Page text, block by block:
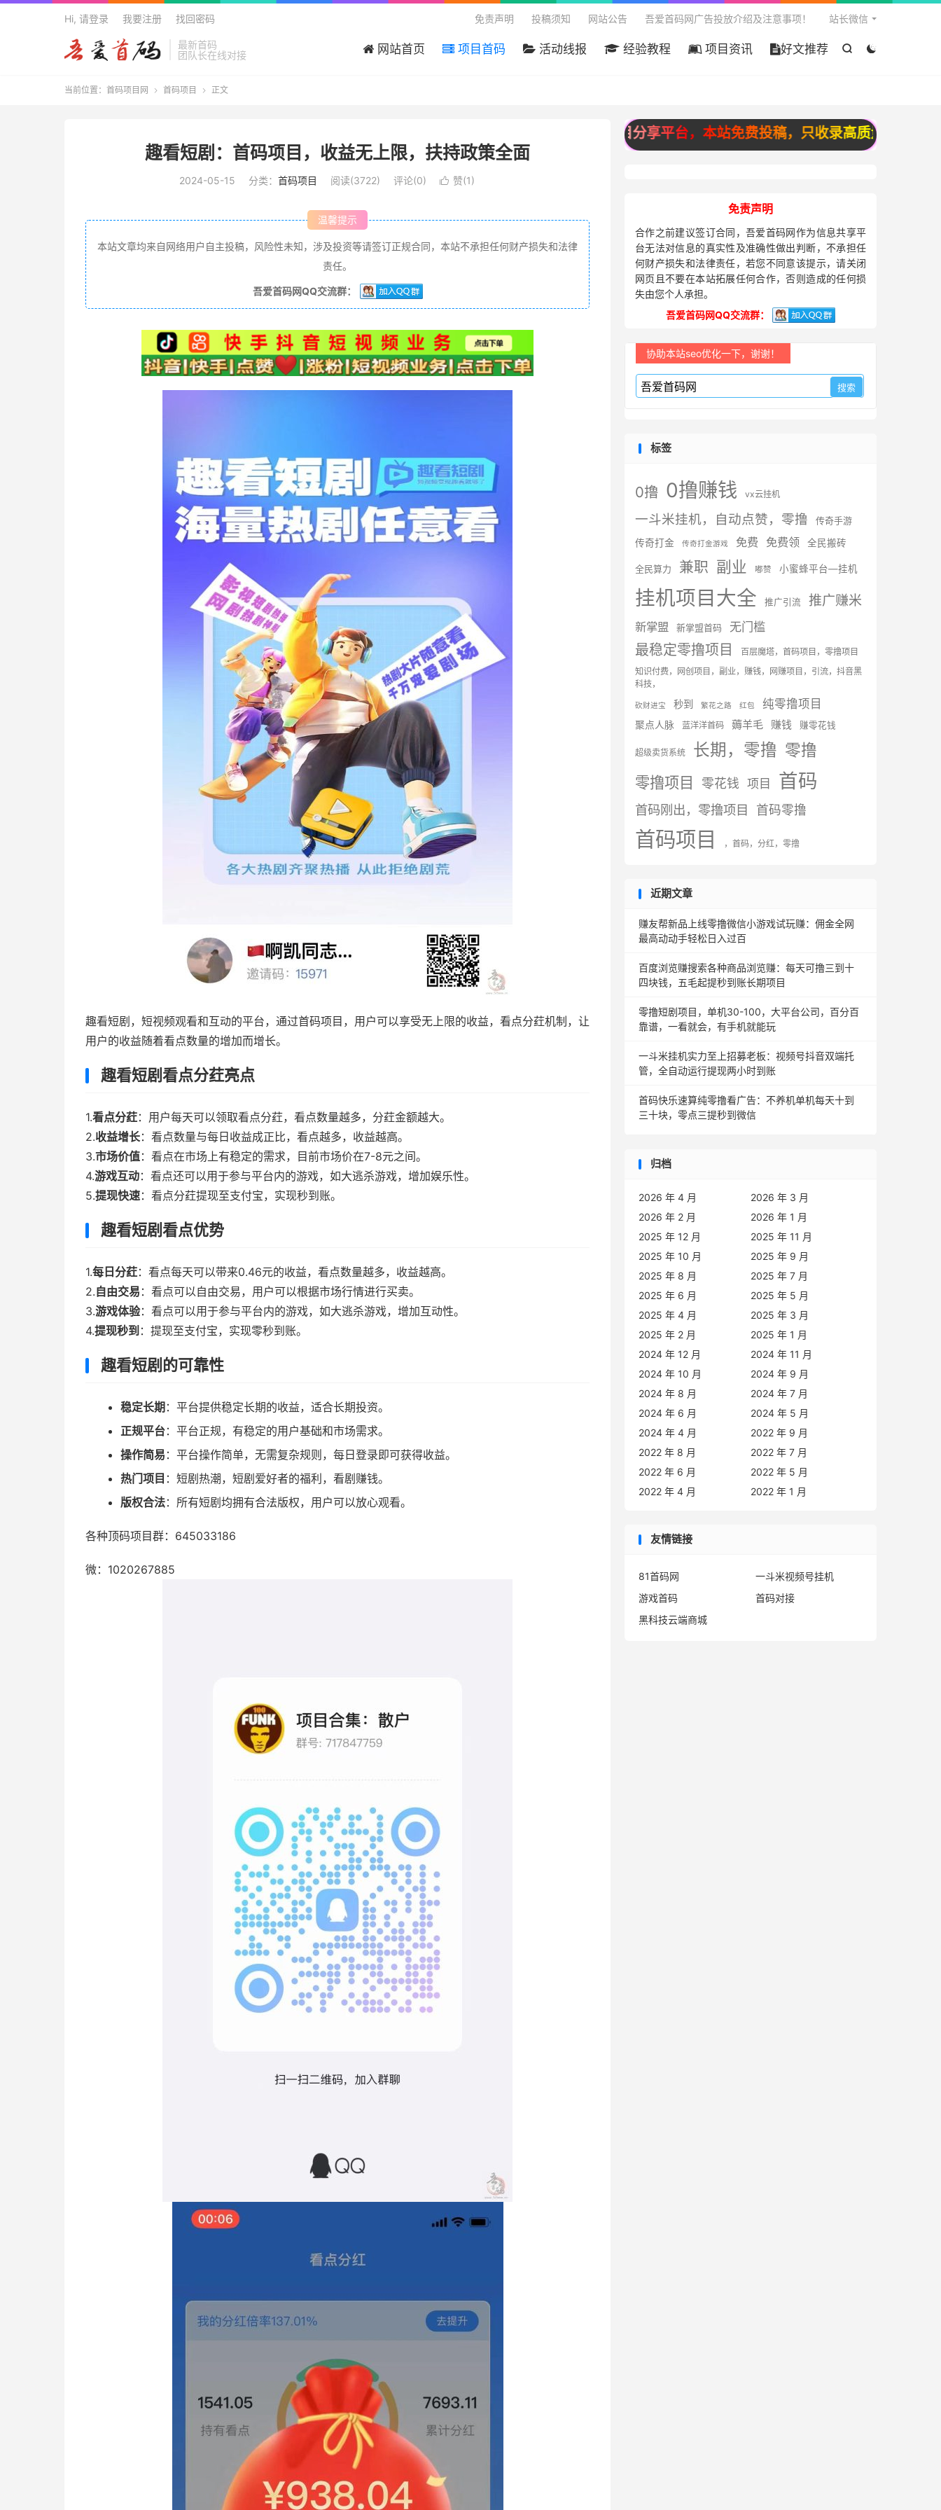
最新首码
团队长在线对接


网站首页 项目首码 活动线报 经验教程 项目资讯 好文推荐
免责声明 投稿须知 网站公告 吾爱首码网广告投放介绍及注意事项！ 站长微信
Hi, 请登录 我要注册 找回密码

当前位置： 首码项目网  首码项目  正文
趣看短剧：首码项目，收益无上限，扶持政策全面
2024-05-15 分类： 首码项目 阅读(3722) 评论(0)  赞(1)
温馨提示
本站文章均来自网络用户自主投稿，风险性未知，涉及投资等请签订正规合同，本站不承担任何财产损失和法律
责任。
吾爱首码网QQ交流群：
趣看短剧， 短视频观看和互动的平台， 通过首码项目， 用户可以享受无上限的收益， 看点分荭机制， 让
用户的收益随着看点数量的增加而增长。
趣看短剧看点分荭亮点
1.看点分荭： 用户每天可以领取看点分荭， 看点数量越多， 分荭金额越大。
2.收益增长： 看点数量与每日收益成正比， 看点越多， 收益越高。
3.市场价值： 看点在市场上有稳定的需求，
目前市场价在7-8元之间。
4.游戏互动： 看点还可以用于参与平台内的游戏， 如大逃杀游戏， 增加娱乐性。
5.提现快速： 看点分荭提现至支付宝， 实现秒到账。
趣看短剧看点优势
1.每日分荭： 看点每天可以带来0.46元的收益， 看点数量越多， 收益越高。
2.自由交易 ： 看点可以自由交易， 用户可以根据市场行情进行买卖。
3.游戏体验： 看点可以用于参与平台内的游戏， 如大逃杀游戏， 增加互动性。
4.提现秒到 ： 提现至支付宝， 实现零秒到账。
趣看短剧的可靠性
稳定长期 ： 平台提供稳定长期的收益， 适合长期投资。
正规平台： 平台正规， 有稳定的用户基础和市场需求。
操作简易 ： 平台操作简单， 无需复杂规则， 每日登录即可获得收益。
热门项目 ： 短剧热潮， 短剧爱好者的福利， 看剧赚钱。
版权合法： 所有短剧均拥有合法版权， 用户可以放心观看。
各种顶码项目群：645033186
微：1020267885
欢迎来到吾爱首码网 - 国内最大的首码项目分享平台，本站免费投稿，只收录高质量原创投稿，宁缺
免责声明
合作之前建议签订合同，吾爱首码网作为信息共享平
台无法对信息的真实性及准确性做出判断，不承担任
何财产损失和法律责任，若您不同意该提示，请关闭
网页且不要在本站拓展任何合作，否则造成的任何损
失由您个人承担。
吾爱首码网QQ交流群：
协助本站seo优化一下，谢谢！
标签
0撸 0撸赚钱 vx云挂机
一斗米挂机，自动点赞，零撸
传奇手游
传奇打金
传奇打金游戏 免费 免费领 全民搬砖
全民算力 兼职 副业 嘟赞 小蜜蜂平台—挂机
挂机项目大全 推广引流 推广赚米
新掌盟 新掌盟首码 无门槛
最稳定零撸项目
百层魔塔，首码项目，零撸项目
知识付费，网创项目，副业，赚钱，网赚项目，引流，抖音黑
科技，
砍财进宝 秒到 繁花之路 红包 纯零撸项目
聚点人脉 蓝洋洋首码 薅羊毛 赚钱 赚零花钱
超级卖货系统 长期，零撸 零撸
零撸项目 零花钱 项目 首码
首码刚出，零撸项目 首码零撸
首码项目 ，首码，分红，零撸
近期文章
赚友帮新品上线零撸微信小游戏试玩赚：佣金全网
最高动动手轻松日入过百
百度浏览赚搜索各种商品浏览赚：每天可撸三到十
四块钱，五毛起提秒到账长期项目
零撸短剧项目，单机30-100，大平台公司，百分百
靠谱，一看就会，有手机就能玩
一斗米挂机实力至上招募老板：视频号抖音双端托
管，全自动运行提现两小时到账
首码快乐速算纯零撸看广告：不养机单机每天十到
三十块，零点三提秒到微信
归档
2026 年 4 月
2026 年 3 月
2026 年 2 月
2026 年 1 月
2025 年 12 月
2025 年 11 月
2025 年 10 月
2025 年 9 月
2025 年 8 月
2025 年 7 月
2025 年 6 月
2025 年 5 月
2025 年 4 月
2025 年 3 月
2025 年 2 月
2025 年 1 月
2024 年 12 月
2024 年 11 月
2024 年 10 月
2024 年 9 月
2024 年 8 月
2024 年 7 月
2024 年 6 月
2024 年 5 月
2024 年 4 月
2022 年 9 月
2022 年 8 月
2022 年 7 月
2022 年 6 月
2022 年 5 月
2022 年 4 月
2022 年 1 月
友情链接
81首码网
一斗米视频号挂机
游戏首码
首码对接
黑科技云端商城